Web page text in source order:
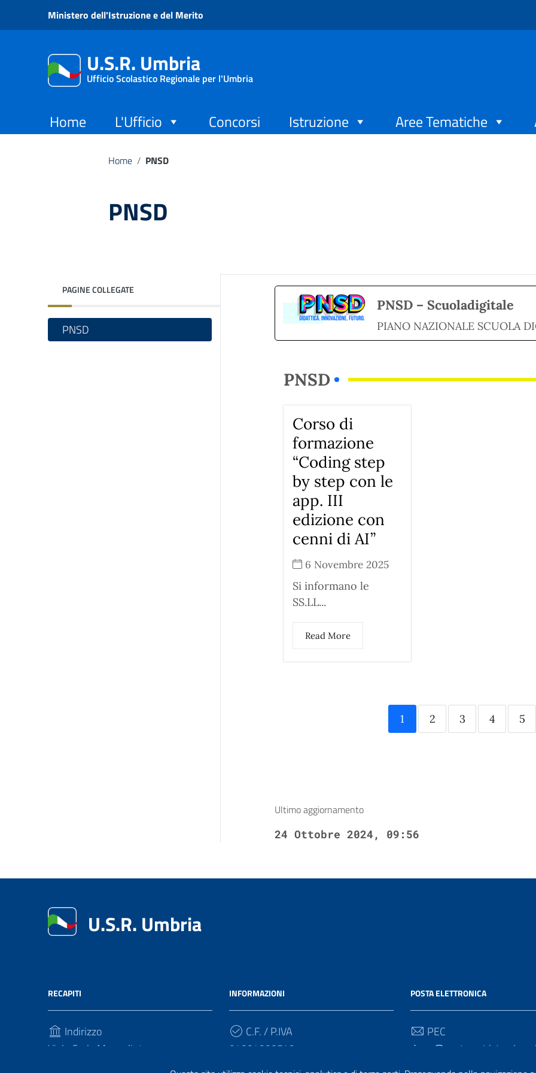
Vai ai contenuti
Vai al menu di navigazione
Ministero dell'Istruzione e del Merito
U.S.R. Umbria
Ufficio Scolastico Regionale per l'Umbria
Home L'Ufficio Concorsi Istruzione Aree Tematiche
Home / PNSD
PNSD
PAGINE COLLEGATE
PNSD
PNSD – Scuoladigitale
PIANO NAZIONALE SCUOLA
PNSD
Corso di
formazione
“Coding step
by step con le
app. III
edizione con
cenni di AI”
6 Novembre 2025
Si informano le
SS.LL...
Read More
1 2 3 4 5
Ultimo aggiornamento
24 Ottobre 2024, 09:56
U.S.R. Umbria
RECAPITI
Indirizzo
Viale Carlo Manuali, 4
INFORMAZIONI
C.F. / P.IVA
94094990549
POSTA ELETTRONICA
PEC